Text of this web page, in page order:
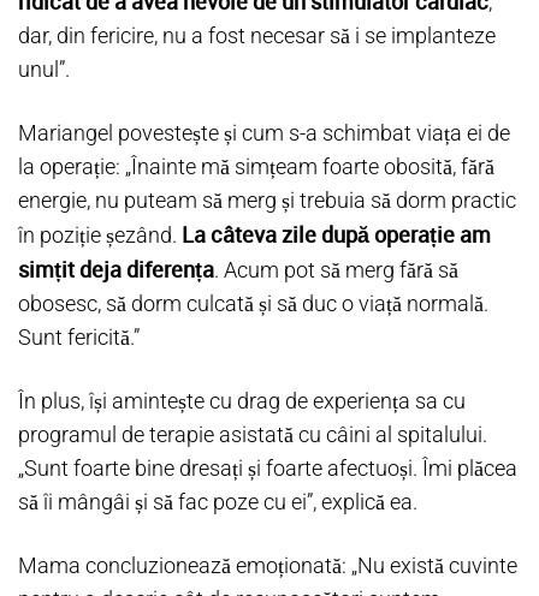
dar, din fericire, nu a fost necesar să i se implanteze
unul”.
Mariangel povestește și cum s-a schimbat viața ei de
la operație: „Înainte mă simțeam foarte obosită, fără
energie, nu puteam să merg și trebuia să dorm practic
în poziție șezând. La câteva zile după operație am
simțit deja diferența. Acum pot să merg fără să
obosesc, să dorm culcată și să duc o viață normală.
Sunt fericită.”
În plus, își amintește cu drag de experiența sa cu
programul de terapie asistată cu câini al spitalului.
„Sunt foarte bine dresați și foarte afectuoși. Îmi plăcea
să îi mângâi și să fac poze cu ei”, explică ea.
Mama concluzionează emoționată: „Nu există cuvinte